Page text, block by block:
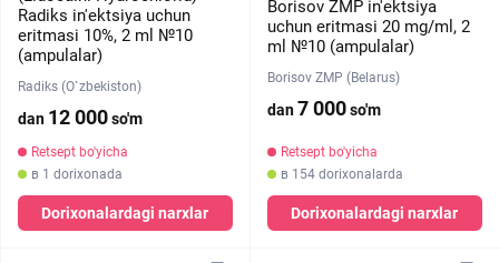
Radiks in'ektsiya uchun
eritmasi 10%, 2 ml №10
(ampulalar)
Radiks (O`zbekiston)
dan 12 000so'm
Retsept bo'yicha
в 1 dorixonada
Dorixonalardagi narxlar
Borisov ZMP in'ektsiya
uchun eritmasi 20 mg/ml, 2
ml №10 (ampulalar)
Borisov ZMP (Belarus)
dan7 000so'm
Retsept bo'yicha
в 154 dorixonalarda
Dorixonalardagi narxlar